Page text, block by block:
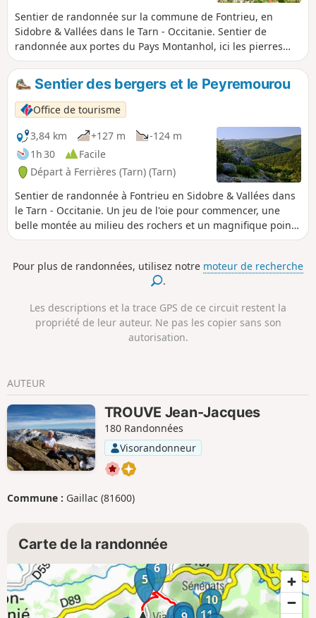
Sentier de randonnée sur la commune de Fontrieu, en
Sidobre & Vallées dans le Tarn - Occitanie. Sentier de
randonnée aux portes du Pays Montanhol, ici les pierres
racontent le Sidobre. À voir : Musée du Protestantisme et
Château de Ferrières. Départ en face de l'annexe Mairie, à
la Ramade. Balade en sous-bois, champs et prairies, avec
de nombreux points de vue. Magnifiques panoramas sur les
Monts de Lacaune, le Sidobre, la Montagne Noire et les
Pyrénées. Passage dans le village de Ferrières où vous
pourrez voir le château, les moulins à eau, et retrouver le
chemin du petit train exploité jusqu’en 1962, et qui avait
désenclavé tout ce pays vallonné.
Sentier des bergers et le Peyremourou
Office de tourisme
3,84 km
+127 m
-124 m
1h 30
Facile
Départ à Ferrières (Tarn) (Tarn)
Sentier de randonnée à Fontrieu en Sidobre & Vallées dans
le Tarn - Occitanie. Un jeu de l'oie pour commencer, une
belle montée au milieu des rochers et un magnifique point
de vue à la clef. Après une partie de jeu de l'oie, vous
rocher tremblant renversé au début du XXe siècle. Il a été
néanmoins classé en 1921 car est encore unique, comme
l'ancienne cabane des bergers.À ne pas manquer : le
musée du protestantisme "De la réforme à la Laïcité"
Pour plus de randonnées, utilisez notre moteur de recherche
.
Les descriptions et la trace GPS de ce circuit restent la
propriété de leur auteur. Ne pas les copier sans son
autorisation.
AUTEUR
TROUVE Jean-Jacques
180 Randonnées
Visorandonneur
Commune : Gaillac (81600)
Carte de la randonnée
5
6
8
10
11